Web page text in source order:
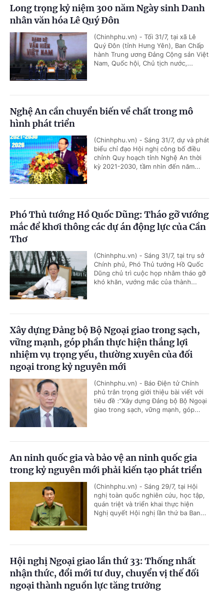
Long trọng kỷ niệm 300 năm Ngày sinh Danh
nhân văn hóa Lê Quý Đôn
(Chinhphu.vn) - Tối 31/7, tại xã Lê
Quý Đôn (tỉnh Hưng Yên), Ban Chấp
hành Trung ương Đảng Cộng sản Việt
Nam, Quốc hội, Chủ tịch nước,...
Nghệ An cần chuyển biến về chất trong mô
hình phát triển
(Chinhphu.vn) - Sáng 31/7, dự và phát
biểu chỉ đạo Hội nghị công bố điều
chỉnh Quy hoạch tỉnh Nghệ An thời
kỳ 2021-2030, tầm nhìn đến năm...
Phó Thủ tướng Hồ Quốc Dũng: Tháo gỡ vướng
mắc để khơi thông các dự án động lực của Cần
Thơ
(Chinhphu.vn) - Sáng 31/7, tại trụ sở
Chính phủ, Phó Thủ tướng Hồ Quốc
Dũng chủ trì cuộc họp nhằm tháo gỡ
khó khăn, vướng mắc của thành...
Xây dựng Đảng bộ Bộ Ngoại giao trong sạch,
vững mạnh, góp phần thực hiện thắng lợi
nhiệm vụ trọng yếu, thường xuyên của đối
ngoại trong kỷ nguyên mới
(Chinhphu.vn) - Báo Điện tử Chính
phủ trân trọng giới thiệu bài viết với
tiêu đề :"Xây dựng Đảng bộ Bộ Ngoại
giao trong sạch, vững mạnh, góp...
An ninh quốc gia và bảo vệ an ninh quốc gia
trong kỷ nguyên mới phải kiến tạo phát triển
(Chinhphu.vn) - Sáng 29/7, tại Hội
nghị toàn quốc nghiên cứu, học tập,
quán triệt và triển khai thực hiện
Nghị quyết Hội nghị lần thứ ba Ban...
Hội nghị Ngoại giao lần thứ 33: Thống nhất
nhận thức, đổi mới tư duy, chuyển vị thế đối
ngoại thành nguồn lực tăng trưởng